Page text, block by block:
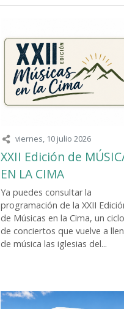
viernes, 10 julio 2026
XXII Edición de
EN LA CIMA
Ya puedes consultar la
programación de la XXII
de Músicas en la Cima, un ciclo
de conciertos que vuelve a
de música las iglesias del...